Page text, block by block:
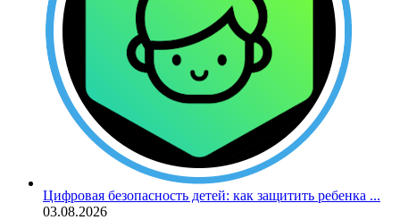
Цифровая безопасность детей: как защитить ребенка ...
03.08.2026